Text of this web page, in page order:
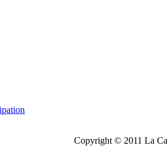
Copyright © 2011 La